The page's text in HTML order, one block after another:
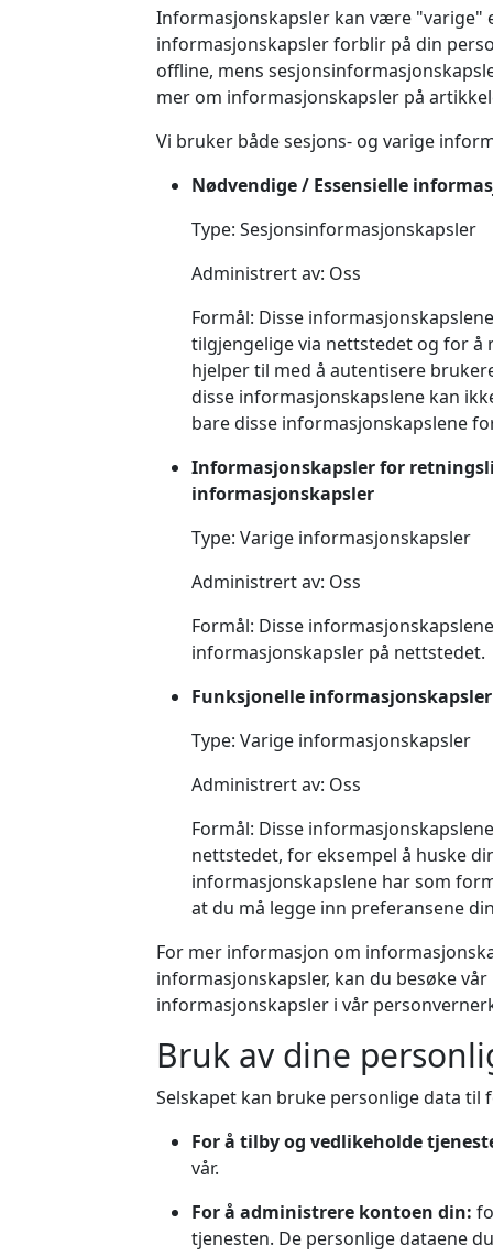
Informasjonskapsler kan være "varige"
informasjonskapsler forblir på din
offline, mens
mer om informasjonskapsler på
Vi bruker både sesjons- og varige
Nødvendige / Essensielle
Type: Sesjonsinformasjonskapsler
Administrert av: Oss
Formål: Disse
tilgjengelige via nettstedet og for å
hjelper til med å autentisere
disse informasjonskapslene kan
bare disse informasjonskapslene
Informasjonskapsler for
informasjonskapsler
Type: Varige informasjonskapsler
Administrert av: Oss
Formål: Disse
informasjonskapsler på nettstedet.
Funksjonelle informasjonskapsler
Type: Varige informasjonskapsler
Administrert av: Oss
Formål: Disse
nettstedet, for eksempel å huske
informasjonskapslene har som
at du må legge inn preferansene
For mer informasjon om
informasjonskapsler, kan du besøke
informasjonskapsler i vår
Bruk av dine
Selskapet kan bruke personlige data til
For å tilby og vedlikeholde
vår.
For å administrere kontoen din:
tjenesten. De personlige dataene